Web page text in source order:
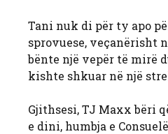
Tani nuk di për ty apo
sprovuese, veçanërisht
bënte një vepër të mirë
kishte shkuar në një
Gjithsesi, TJ Maxx bëri
e dini, humbja e